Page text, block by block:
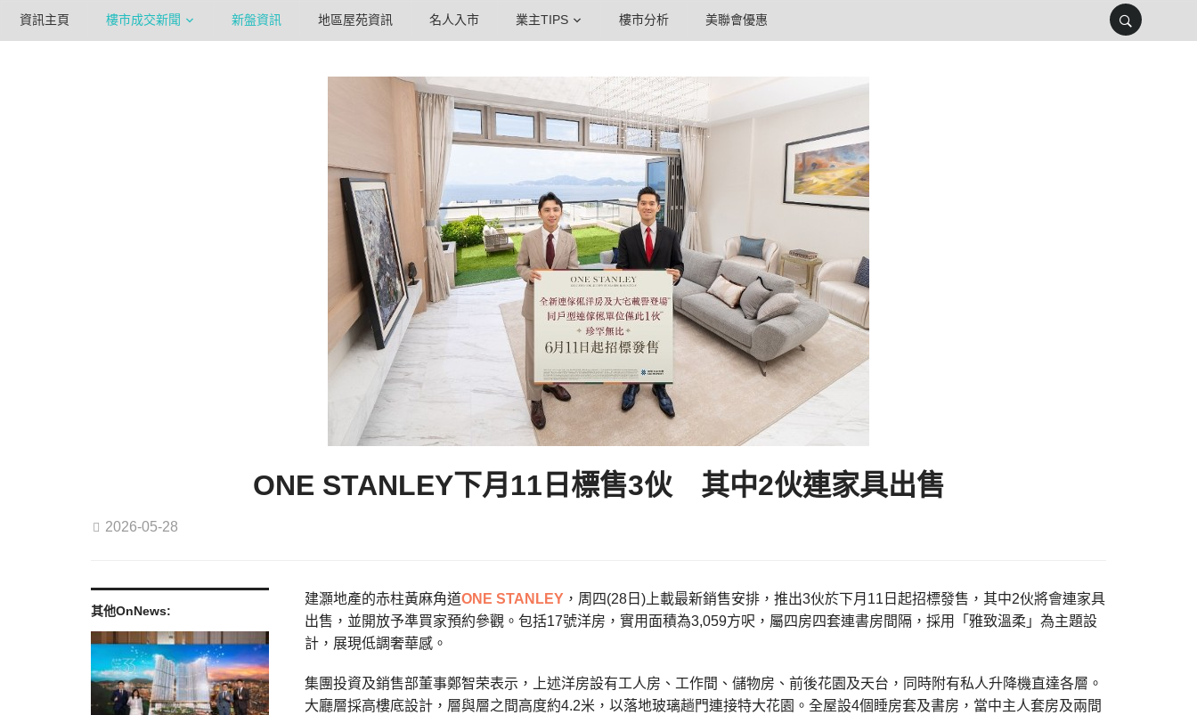
資訊主頁 樓市成交新聞 新盤資訊 地區屋苑資訊 名人入市 業主TIPS 樓市分析 美聯會優惠
ONE STANLEY下月11日標售3伙 其中2伙連家具出售
2026-05-28
其他OnNews:
建灝地產的赤柱黃麻角道ONE STANLEY ，周四(28日)上載最新銷售安排，推出3伙於下月11日起招標發售，其中2伙將會連家具
出售，並開放予準買家預約參觀。包括17號洋房，實用面積為3,059方呎，屬四房四套連書房間隔，採用「雅致溫柔」為主題設
計，展現低調奢華感。
集團投資及銷售部董事鄭智荣表示，上述洋房設有工人房、工作間、儲物房、前後花園及天台，同時附有私人升降機直達各層。
大廳層採高樓底設計，層與層之間高度約4.2米，以落地玻璃趟門連接特大花園。全屋設4個睡房套及書房，當中主人套房及兩間